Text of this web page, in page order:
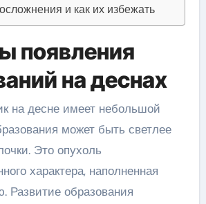
и как их избежать
появления
на деснах
на десне имеет небольшой
может быть светлее
Это опухоль
характера, наполненная
Развитие образования